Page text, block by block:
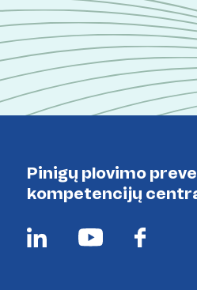
Pinigų plovimo
kompetencijų